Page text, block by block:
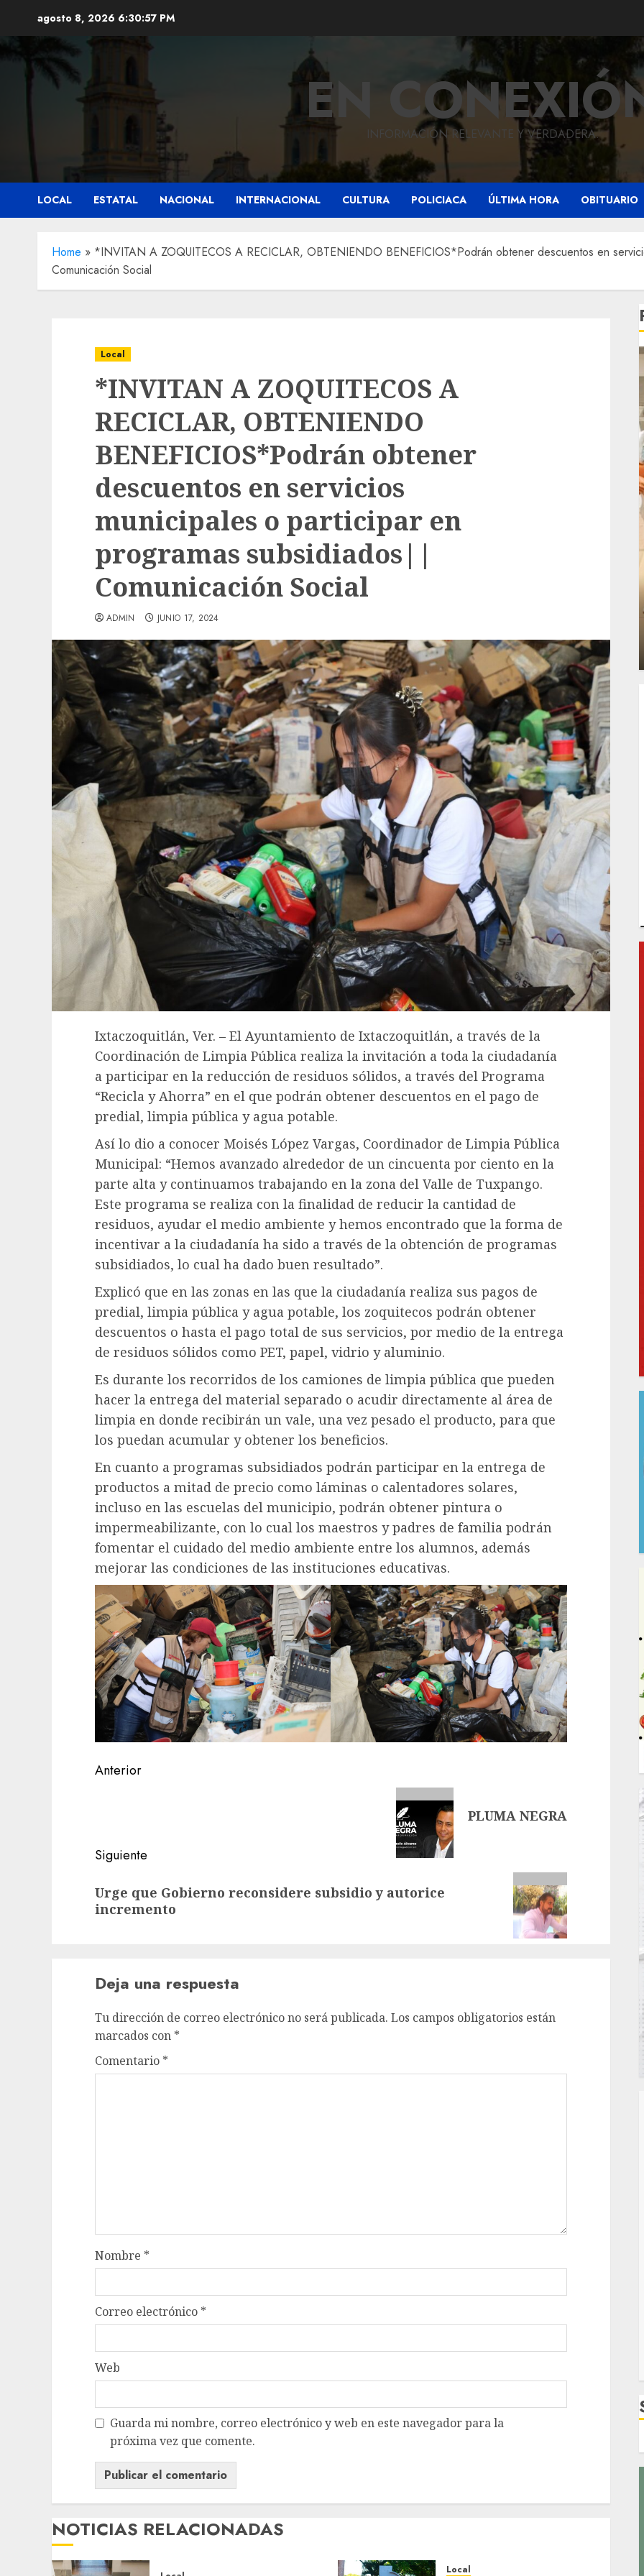
contenido
agosto 8, 2026 6:30:59 PM
ENINFORMACIÓN RELEVANTE Y VERDADERA.
LOCAL ESTATAL NACIONAL INTERNACIONAL CULTURA POLICIACA ÚLTIMA HORA OBITUARIO
Home » *INVITAN A ZOQUITECOS A RECICLAR, OBTENIENDO BENEFICIOS*Podrán obtener descuentos en
Comunicación Social
Local
*INVITAN A ZOQUITECOS A
RECICLAR, OBTENIENDO
BENEFICIOS*Podrán obtener
descuentos en servicios
municipales o participar en
programas subsidiados||
Comunicación Social
ADMIN JUNIO 17, 2024
Ixtaczoquitlán, Ver. – El Ayuntamiento de Ixtaczoquitlán, a través de la
Coordinación de Limpia Pública realiza la invitación a toda la ciudadanía
a participar en la reducción de residuos sólidos, a través del Programa
“Recicla y Ahorra” en el que podrán obtener descuentos en el pago de
predial, limpia pública y agua potable.
Así lo dio a conocer Moisés López Vargas, Coordinador de Limpia Pública
Municipal: “Hemos avanzado alrededor de un cincuenta por ciento en la
parte alta y continuamos trabajando en la zona del Valle de Tuxpango.
Este programa se realiza con la finalidad de reducir la cantidad de
residuos, ayudar el medio ambiente y hemos encontrado que la forma de
incentivar a la ciudadanía ha sido a través de la obtención de programas
subsidiados, lo cual ha dado buen resultado”.
Explicó que en las zonas en las que la ciudadanía realiza sus pagos de
predial, limpia pública y agua potable, los zoquitecos podrán obtener
descuentos o hasta el pago total de sus servicios, por medio de la entrega
de residuos sólidos como PET, papel, vidrio y aluminio.
Es durante los recorridos de los camiones de limpia pública que pueden
hacer la entrega del material separado o acudir directamente al área de
limpia en donde recibirán un vale, una vez pesado el producto, para que
los puedan acumular y obtener los beneficios.
En cuanto a programas subsidiados podrán participar en la entrega de
productos a mitad de precio como láminas o calentadores solares,
incluso en las escuelas del municipio, podrán obtener pintura o
impermeabilizante, con lo cual los maestros y padres de familia podrán
fomentar el cuidado del medio ambiente entre los alumnos, además
mejorar las condiciones de las instituciones educativas.
Navegación
Anterior
PLUMA NEGRA
Siguiente
entrada:
Urge que Gobierno reconsidere subsidio y autorice
incremento
Deja una respuesta
Tu dirección de correo electrónico no será publicada. Los campos obligatorios están
marcados con *
Comentario *
Nombre *
Correo electrónico *
Web
Guarda mi nombre, correo electrónico y web en este navegador para la
próxima vez que comente.
NOTICIAS RELACIONADAS
Local
Local
Obra de pavimentación de San Marcial será
ADMIN JULIO 27, 2026 0
Local
ADMIN JULIO 31, 2026 0